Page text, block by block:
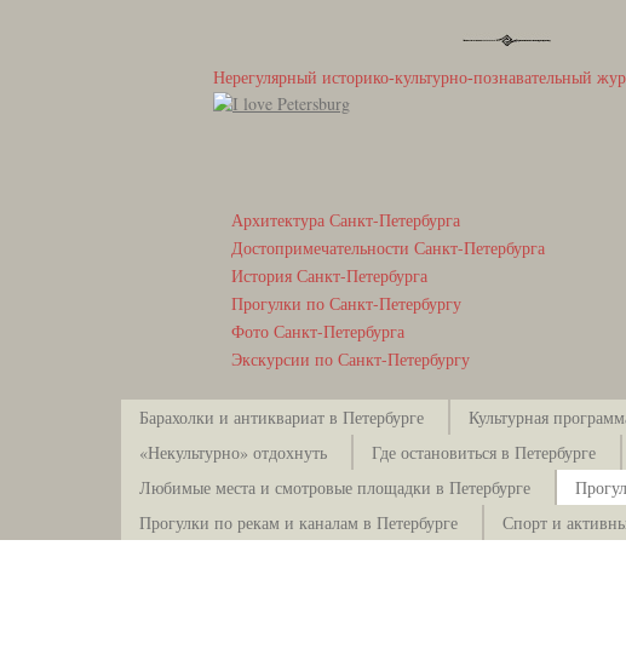
Нерегулярный историко-культурно-познавательный
Архитектура Санкт-Петербурга
Достопримечательности Санкт-Петербурга
История Санкт-Петербурга
Прогулки по Санкт-Петербургу
Фото Санкт-Петербурга
Экскурсии по Санкт-Петербургу
Барахолки и антиквариат в Петербурге Культурная
«Некультурно» отдохнуть
Где остановиться в Петербурге
Любимые места и смотровые площадки в Петербурге
Прогулки по рекам и каналам в Петербурге
Спорт и